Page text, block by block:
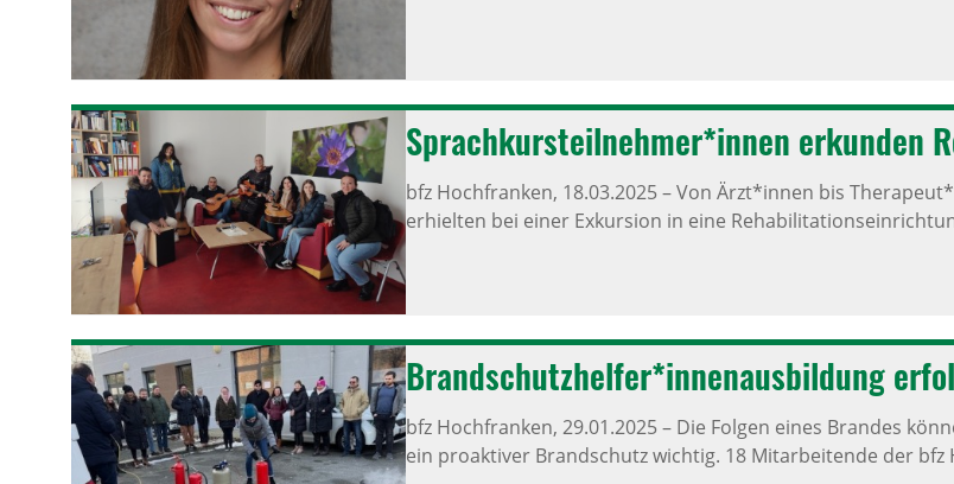
Sprach­kurs­teil­nehmer*innen erkunden
bfz Hochfranken, 18.03.2025–Von Ärzt*innen bis
erhielten bei einer Exkursion in eine
Brand­schutz­helfer*innen­aus­bil­dung
bfz Hochfranken, 29.01.2025–Die Folgen eines Brandes
ein proaktiver Brandschutz wichtig. 18 Mitarbeitende der